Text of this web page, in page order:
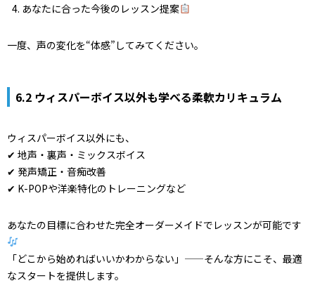
あなたに合った今後のレッスン提案
一度、声の変化を“体感”してみてください。
6.2 ウィスパーボイス以外も学べる柔軟カリキュラム
ウィスパーボイス以外にも、
✔ 地声・裏声・ミックスボイス
✔ 発声矯正・音痴改善
✔ K-POPや洋楽特化のトレーニングなど
あなたの目標に合わせた完全オーダーメイドでレッスンが可能です
「どこから始めればいいかわからない」——そんな方にこそ、最適
なスタートを提供します。